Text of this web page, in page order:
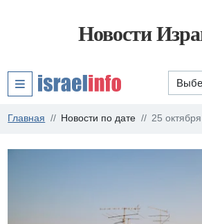
Новости
Главная Новости по дате 25